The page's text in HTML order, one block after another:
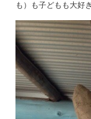
も）も子どもも大好